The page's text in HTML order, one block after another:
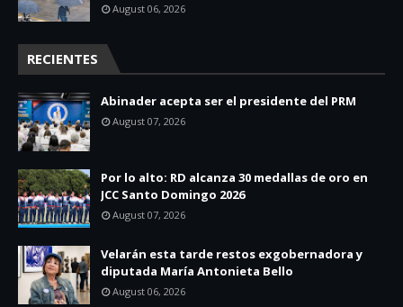
August 06, 2026
RECIENTES
Abinader acepta ser el presidente del PRM
August 07, 2026
Por lo alto: RD alcanza 30 medallas de oro en
JCC Santo Domingo 2026
August 07, 2026
Velarán esta tarde restos exgobernadora y
diputada María Antonieta Bello
August 06, 2026